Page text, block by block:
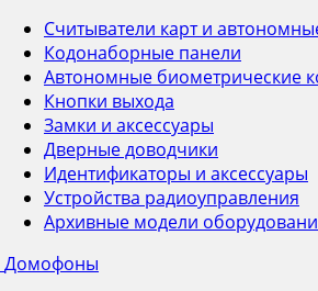
Считыватели карт и
Кодонаборные панели
Автономные биометрические
Кнопки выхода
Замки и аксессуары
Дверные доводчики
Идентификаторы и аксессуары
Устройства радиоуправления
Архивные модели
Домофоны